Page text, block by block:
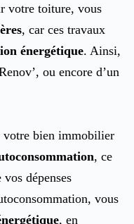
votre toiture, vous
, car ces travaux
énergétique. Ainsi,
ou encore d’un
votre bien immobilier
, ce
dépenses
vous
, en